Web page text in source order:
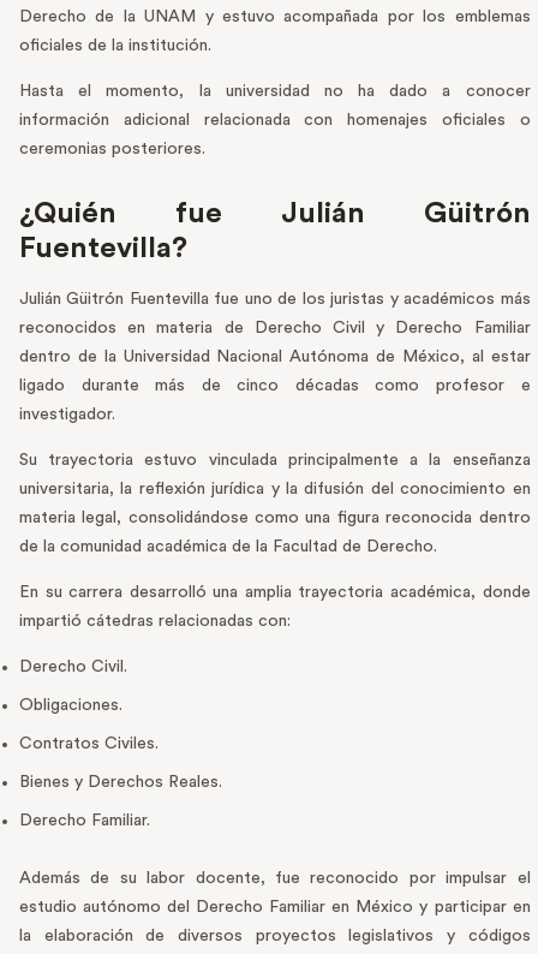
Derecho de la UNAM y estuvo acompañada por los emblemas
oficiales de la institución.
Hasta el momento, la universidad no ha dado a conocer
información adicional relacionada con homenajes oficiales o
ceremonias posteriores.
¿Quién fue Julián Güitrón
Fuentevilla?
Julián Güitrón Fuentevilla fue uno de los juristas y académicos más
reconocidos en materia de Derecho Civil y Derecho Familiar
dentro de la Universidad Nacional Autónoma de México, al estar
ligado durante más de cinco décadas como profesor e
investigador.
Su trayectoria estuvo vinculada principalmente a la enseñanza
universitaria, la reflexión jurídica y la difusión del conocimiento en
materia legal, consolidándose como una figura reconocida dentro
de la comunidad académica de la Facultad de Derecho.
En su carrera desarrolló una amplia trayectoria académica, donde
impartió cátedras relacionadas con:
Derecho Civil.
Obligaciones.
Contratos Civiles.
Bienes y Derechos Reales.
Derecho Familiar.
Además de su labor docente, fue reconocido por impulsar el
estudio autónomo del Derecho Familiar en México y participar en
la elaboración de diversos proyectos legislativos y códigos